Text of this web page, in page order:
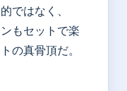
ではなく、
もセットで楽
の真骨頂だ。